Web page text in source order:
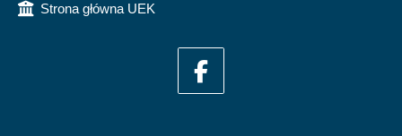
Strona główna UEK